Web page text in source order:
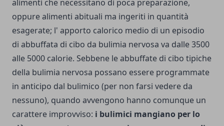
alimenti che necessitano di poca preparazione,
oppure alimenti abituali ma ingeriti in quantità
esagerate; l' apporto calorico medio di un episodio
di abbuffata di cibo da bulimia nervosa va dalle 3500
alle 5000 calorie. Sebbene le abbuffate di cibo tipiche
della bulimia nervosa possano essere programmate
in anticipo dal bulimico (per non farsi vedere da
nessuno), quando avvengono hanno comunque un
carattere improvviso: i bulimici mangiano per lo